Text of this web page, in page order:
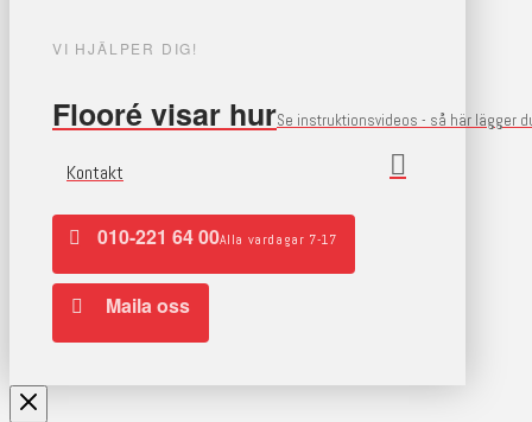
VI HJÄLPER DIG!
Flooré visar hurSe instruktionsvideos - så här lägger
Kontakt
010-221 64 00Alla vardagar 7-17
Maila oss